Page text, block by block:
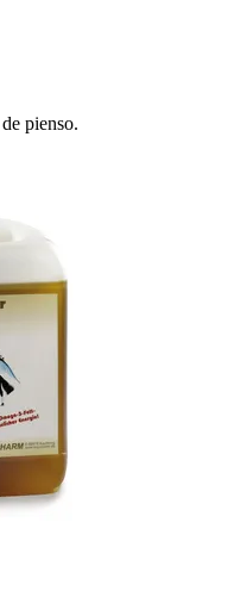
pienso.